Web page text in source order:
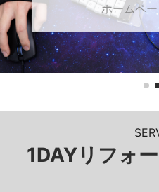
ホームペ
1DAYリフォ